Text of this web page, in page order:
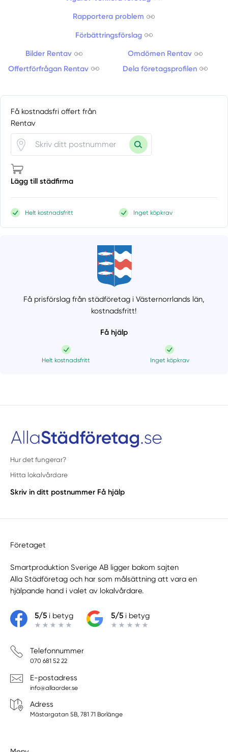
Rapportera problem
Förbättringsförslag
Bilder Rentav
Omdömen Rentav
Offertförfrågan Rentav
Dela företagsprofilen
Få kostnadsfri offert från
Rentav
Lägg till städfirma
Helt kostnadsfritt Inget köpkrav
Få prisförslag från städföretag i Västernorrlands län,
kostnadsfritt!
Få hjälp
Helt kostnadsfritt Inget köpkrav
Hur det fungerar?
Hitta lokalvårdare
Skriv in ditt postnummer Få hjälp
Företaget
Smartproduktion Sverige AB ligger bakom sajten
Alla Städföretag och har som målsättning att vara en
hjälpande hand i valet av lokalvårdare.
5/5i betyg 5/5i betyg
Telefonnummer
070 681 52 22
E-postadress
info@allaorder.se
Adress
Mästargatan 5B, 781 71 Borlänge